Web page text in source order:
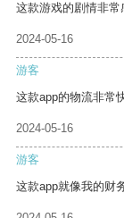
这款游戏的剧情非常
2024-05-16
游客
这款app的物流非常
2024-05-16
游客
这款app就像我的财